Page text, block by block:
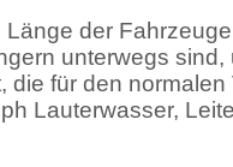
der
unterwegs
die für den
Lauterwasser,